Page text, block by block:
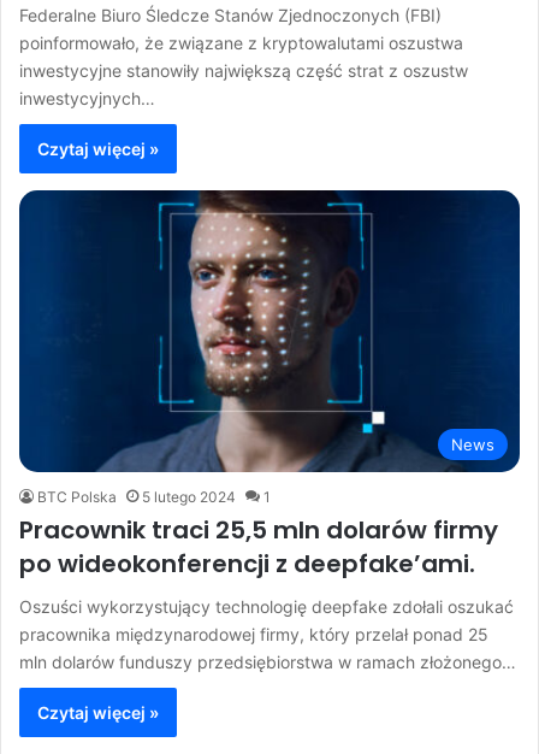
Federalne Biuro Śledcze Stanów Zjednoczonych (FBI)
poinformowało, że związane z kryptowalutami oszustwa
inwestycyjne stanowiły największą część strat z oszustw
inwestycyjnych…
Czytaj więcej »
News
BTC Polska 5 lutego 2024 1
Pracownik traci 25,5 mln dolarów firmy
po wideokonferencji z deepfake’ami.
Oszuści wykorzystujący technologię deepfake zdołali oszukać
pracownika międzynarodowej firmy, który przelał ponad 25
mln dolarów funduszy przedsiębiorstwa w ramach złożonego…
Czytaj więcej »